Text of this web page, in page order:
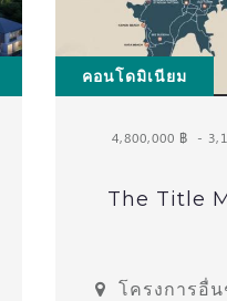
คอนโดมิเนียม
4,800,000 ฿ -
The Title
โครงการอื่น